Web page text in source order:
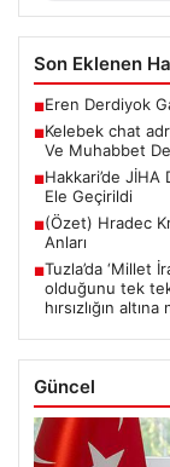
Son Eklenen
■Eren Derdiyok
■Kelebek chat
Ve Muhabbet
■Hakkari’de
Ele Geçirildi
■(Özet) Hradec
Anları
■Tuzla’da ‘Millet
olduğunu tek tek
hırsızlığın
Güncel